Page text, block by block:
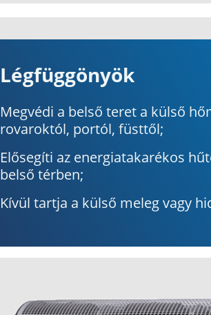
Légfüggönyök
Megvédi a belső teret a külső
rovaroktól, portól, füsttől;
Elősegíti az energiatakarékos
belső térben;
Kívül tartja a külső meleg vagy